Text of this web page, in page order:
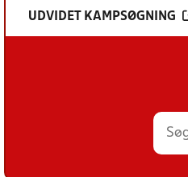
UDVIDET KAMPSØGNING